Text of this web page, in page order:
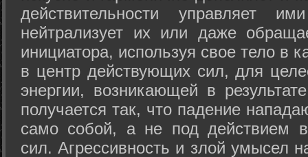
действительности управляет
нейтрализует их или даже
инициатора, используя свое тело в
в центр действующих сил, для
энергии, возникающей в
получается так, что падение
само собой, а не под действием
сил. Агрессивность и злой умысел